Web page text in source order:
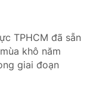
TPHCM đã sẵn
khô năm
giai đoạn